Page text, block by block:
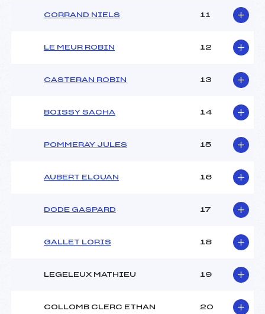
Ouvreurs A :
Ouvreurs C :
Température départ :
Catégorie :
U16
CORRAND NIELS 11
LE MEUR ROBIN 12
CASTERAN ROBIN 13
BOISSY SACHA 14
POMMERAY JULES 15
AUBERT ELOUAN 16
DODE GASPARD 17
GALLET LORIS 18
LEGELEUX MATHIEU 19
COLLOMB CLERC ETHAN 20